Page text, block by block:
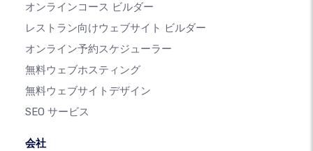
オンラインコース ビルダー
レストラン向けウェブサイト ビルダー
オンライン予約スケジューラー
無料ウェブホスティング
無料ウェブサイトデザイン
SEO サービス
会社